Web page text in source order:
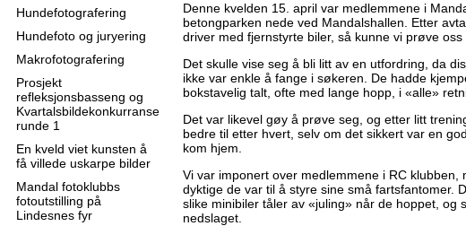
Hundefotografering
Hundefoto og juryering
Makrofotografering
Prosjekt
refleksjonsbasseng og
Kvartalsbildekonkurranse
runde 1
En kveld viet kunsten å
få villede uskarpe bilder
Mandal fotoklubbs
fotoutstilling på
Lindesnes fyr
Denne kvelden 15. april var medlemmene i
betongparken nede ved Mandalshallen. Etter
driver med fjernstyrte biler, så kunne vi prøve oss
Det skulle vise seg å bli litt av en utfordring, da
ikke var enkle å fange i søkeren. De hadde
bokstavelig talt, ofte med lange hopp, i «alle»
Det var likevel gøy å prøve seg, og etter litt
bedre til etter hvert, selv om det sikkert var en
kom hjem.
Vi var imponert over medlemmene i RC klubben,
dyktige de var til å styre sine små fartsfantomer.
slike minibiler tåler av «juling» når de hoppet, og
nedslaget.